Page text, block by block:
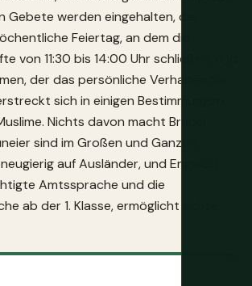
Gebete werden eingehalten, der
Feiertag, an dem die
von 11:30 bis 14:00 Uhr schließen, und
der das persönliche Verhalten für
sich in einigen Bestimmungen
Nichts davon macht Brunei
sind im Großen und Ganzen
auf Ausländer, und Englisch,
Amtssprache und die
ab der 1. Klasse, ermöglicht echte